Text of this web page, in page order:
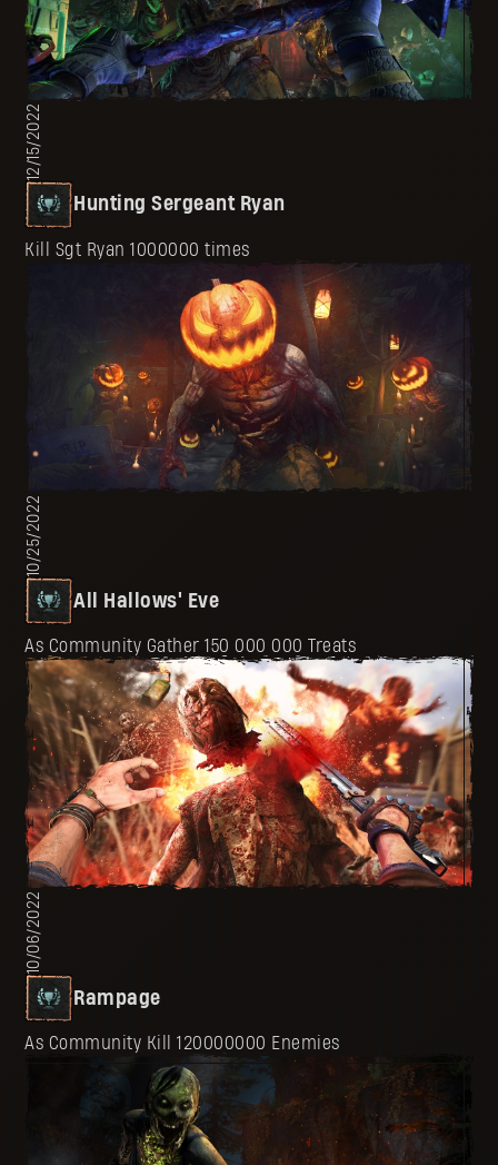
12/15/2022
Hunting Sergeant Ryan
Kill Sgt Ryan 1000000 times
10/25/2022
All Hallows' Eve
As Community Gather 150 000 000 Treats
10/06/2022
Rampage
As Community Kill 120000000 Enemies